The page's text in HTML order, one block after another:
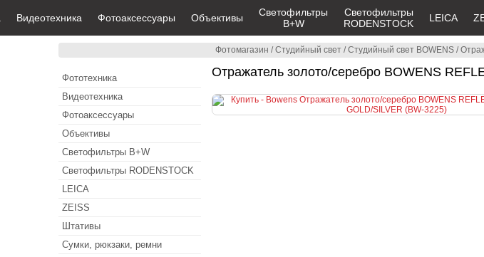
Фотомагазин /Студийный свет /Студийный свет BOWENS /
Отражатель золото/серебро BOWENS
Видеотехника Фотоаксессуары Объективы
Светофильтры
B+W
Светофильтры
RODENSTOCK
LEICA
Фототехника
Видеотехника
Фотоаксессуары
Объективы
Светофильтры B+W
Светофильтры RODENSTOCK
LEICA
ZEISS
Штативы
Сумки, рюкзаки, ремни